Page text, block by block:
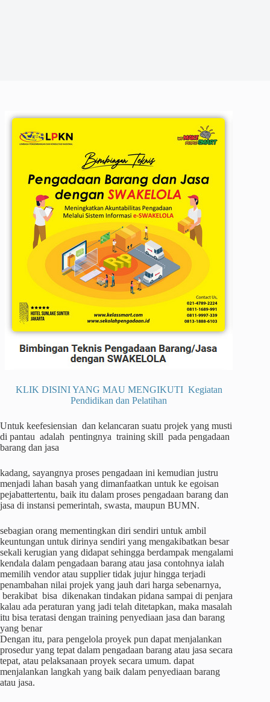
KLIK DISINI YANG MAU MENGIKUTI Kegiatan
Pendidikan dan Pelatihan
Untuk keefesiensian dan kelancaran suatu projek yang musti
di pantau adalah pentingnya training skill pada pengadaan
barang dan jasa
kadang, sayangnya proses pengadaan ini kemudian justru
menjadi lahan basah yang dimanfaatkan untuk ke egoisan
pejabattertentu, baik itu dalam proses pengadaan barang dan
jasa di instansi pemerintah, swasta, maupun BUMN.
sebagian orang mementingkan diri sendiri untuk ambil
keuntungan untuk dirinya sendiri yang mengakibatkan besar
sekali kerugian yang didapat sehingga berdampak mengalami
kendala dalam pengadaan barang atau jasa contohnya ialah
memilih vendor atau supplier tidak jujur hingga terjadi
penambahan nilai projek yang jauh dari harga sebenarnya,
berakibat bisa dikenakan tindakan pidana sampai di penjara
kalau ada peraturan yang jadi telah ditetapkan, maka masalah
itu bisa teratasi dengan training penyediaan jasa dan barang
yang benar
Dengan itu, para pengelola proyek pun dapat menjalankan
prosedur yang tepat dalam pengadaan barang atau jasa secara
tepat, atau pelaksanaan proyek secara umum. dapat
menjalankan langkah yang baik dalam penyediaan barang
atau jasa.